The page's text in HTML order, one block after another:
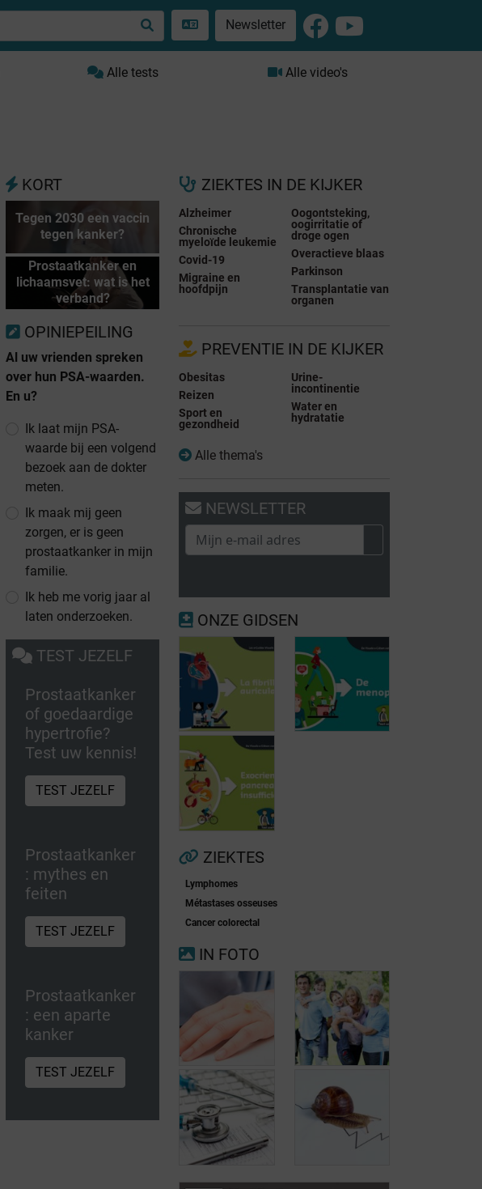
Newsletter
Alle tests Alle video's
KORT
Tegen 2030 een vaccin
tegen kanker?
Prostaatkanker en
lichaamsvet: wat is het
verband?
OPINIEPEILING
Al uw vrienden spreken
over hun PSA-waarden.
En u?
Ik laat mijn PSA-
waarde bij een volgend
bezoek aan de dokter
meten.
Ik maak mij geen
zorgen, er is geen
prostaatkanker in mijn
familie.
Ik heb me vorig jaar al
laten onderzoeken.
TEST JEZELF
Prostaatkanker
of goedaardige
hypertrofie?
Test uw kennis!
TEST JEZELF
Prostaatkanker
: mythes en
feiten
TEST JEZELF
Prostaatkanker
: een aparte
kanker
TEST JEZELF
ZIEKTES IN DE KIJKER
Alzheimer
Chronische
myeloïde leukemie
Covid-19
Migraine en
hoofdpijn
Oogontsteking,
oogirritatie of
droge ogen
Overactieve blaas
Parkinson
Transplantatie van
organen
PREVENTIE IN DE KIJKER
Obesitas
Reizen
Sport en
gezondheid
Urine-
incontinentie
Water en
hydratatie
Alle thema's
NEWSLETTER
ONZE GIDSEN
Voorkamerfibrillatie
Exocriene
pancreas-
ZIEKTES
Lymphomes
Métastases osseuses
Cancer colorectal
IN FOTO
Chemotherapie
Risicofactoren